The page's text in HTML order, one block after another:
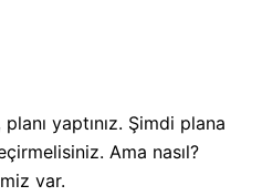
yaptınız. Şimdi plana
Ama nasıl?
var.